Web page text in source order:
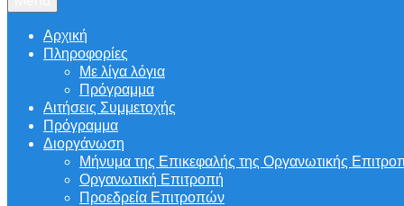
Αρχική
Πληροφορίες
Με λίγα λόγια
Πρόγραμμα
Αιτήσεις Συμμετοχής
Πρόγραμμα
Διοργάνωση
Μήνυμα της Επικεφαλής της Οργανωτικής
Οργανωτική Επιτροπή
Προεδρεία Επιτροπών